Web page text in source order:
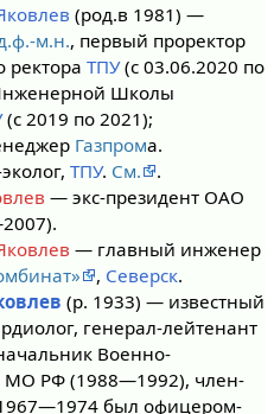
(род.в 1981) —
м.н., первый проректор
ректораТПУ(с 03.06.2020 по
Школы
(с 2019 по 2021);
Газпрома.
ТПУ. См.
.
— экс-президент ОАО
— главный инженер
, Северск.
(р. 1933) — известный
генерал-лейтенант
Военно-
РФ (1988—1992), член-
был офицером-